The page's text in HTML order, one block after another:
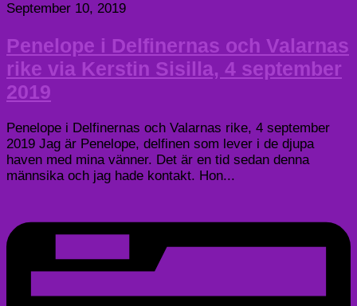
September 10, 2019
Penelope i Delfinernas och Valarnas
rike via Kerstin Sisilla, 4 september
2019
Penelope i Delfinernas och Valarnas rike, 4 september
2019 Jag är Penelope, delfinen som lever i de djupa
haven med mina vänner. Det är en tid sedan denna
männsika och jag hade kontakt. Hon...